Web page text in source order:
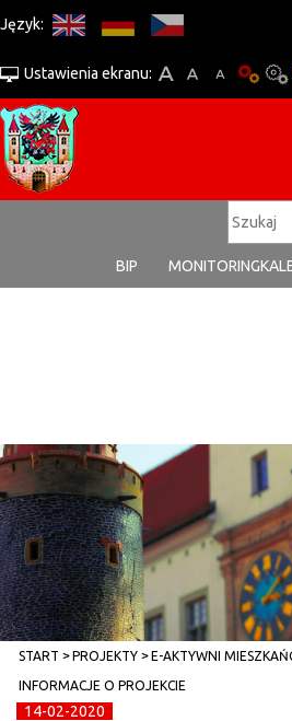
Język:
Ustawienia ekranu:
BIP MONITORING
START PROJEKTY E-AKTYWNI
INFORMACJE O PROJEKCIE
14-02-2020